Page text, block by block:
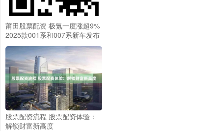
莆田股票配资 极氪一度涨超9%
2025款001系和007系新车发布
股票配资流程 股票配资体验：
解锁财富新高度